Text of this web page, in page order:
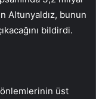
Altunyaldız, bunun
bildirdi.
önlemlerinin üst